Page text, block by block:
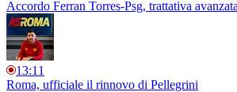
Accordo Ferran Torres-Psg, trattativa
13:11
Roma, ufficiale il rinnovo di Pellegrini